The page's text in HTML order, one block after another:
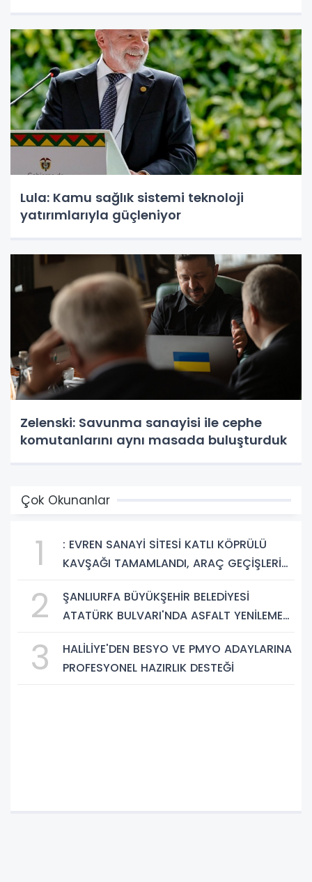
Lula: Kamu sağlık sistemi teknoloji
yatırımlarıyla güçleniyor
Zelenski: Savunma sanayisi ile cephe
komutanlarını aynı masada buluşturduk
Çok Okunanlar
1
: EVREN SANAYİ SİTESİ KATLI KÖPRÜLÜ
KAVŞAĞI TAMAMLANDI, ARAÇ GEÇİŞLERİ
2
ŞANLIURFA BÜYÜKŞEHİR BELEDİYESİ
ATATÜRK BULVARI'NDA ASFALT YENİLEME
3
HALİLİYE'DEN BESYO VE PMYO ADAYLARINA
PROFESYONEL HAZIRLIK DESTEĞİ